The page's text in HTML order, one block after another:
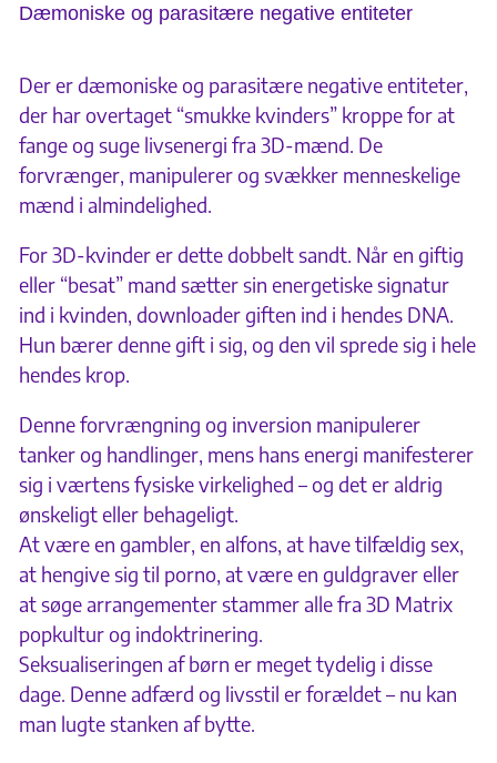
Dæmoniske og parasitære negative entiteter
Der er dæmoniske og parasitære negative entiteter,
der har overtaget “smukke kvinders” kroppe for at
fange og suge livsenergi fra 3D-mænd. De
forvrænger, manipulerer og svækker menneskelige
mænd i almindelighed.
For 3D-kvinder er dette dobbelt sandt. Når en giftig
eller “besat” mand sætter sin energetiske signatur
ind i kvinden, downloader giften ind i hendes DNA.
Hun bærer denne gift i sig, og den vil sprede sig i hele
hendes krop.
Denne forvrængning og inversion manipulerer
tanker og handlinger, mens hans energi manifesterer
sig i værtens fysiske virkelighed – og det er aldrig
ønskeligt eller behageligt.
At være en gambler, en alfons, at have tilfældig sex,
at hengive sig til porno, at være en guldgraver eller
at søge arrangementer stammer alle fra 3D Matrix
popkultur og indoktrinering.
Seksualiseringen af børn er meget tydelig i disse
dage. Denne adfærd og livsstil er forældet – nu kan
man lugte stanken af bytte.